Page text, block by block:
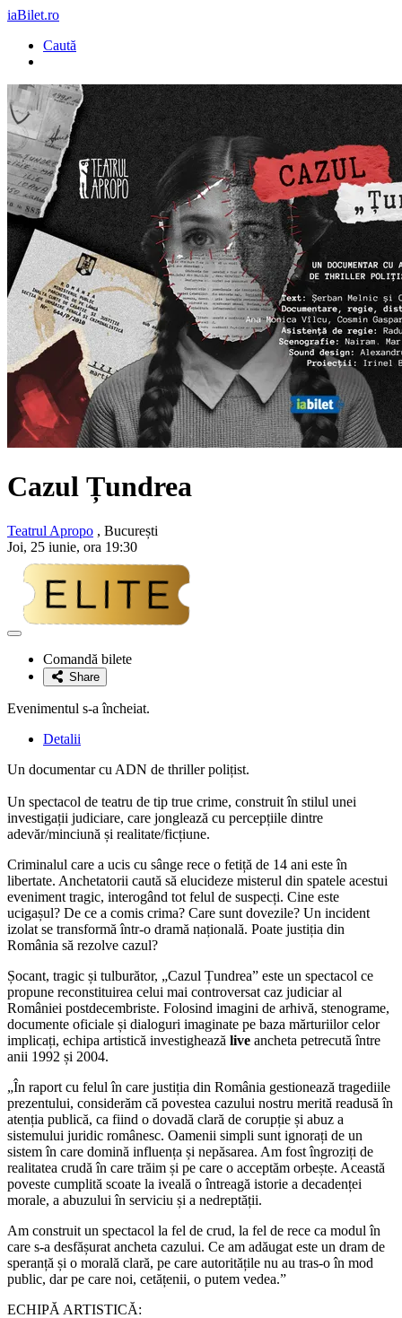
iaBilet.ro
Caută
Cazul Țundrea
Teatrul Apropo , București
Joi, 25 iunie, ora 19:30
Adaugă
favoriteComandă bilete
Share
Evenimentul s-a încheiat.
Detalii
Un documentar cu ADN de thriller polițist.
Un spectacol de teatru de tip true crime, construit în stilul unei
investigații judiciare, care jonglează cu percepțiile dintre
adevăr/minciună și realitate/ficțiune.
Criminalul care a ucis cu sânge rece o fetiță de 14 ani este în
libertate. Anchetatorii caută să elucideze misterul din spatele acestui
eveniment tragic, interogând tot felul de suspecți. Cine este
ucigașul? De ce a comis crima? Care sunt dovezile? Un incident
izolat se transformă într-o dramă națională. Poate justiția din
România să rezolve cazul?
Șocant, tragic și tulburător, „Cazul Țundrea” este un spectacol ce
propune reconstituirea celui mai controversat caz judiciar al
României postdecembriste. Folosind imagini de arhivă, stenograme,
documente oficiale și dialoguri imaginate pe baza mărturiilor celor
implicați, echipa artistică investighează live ancheta petrecută între
anii 1992 și 2004.
„În raport cu felul în care justiția din România gestionează tragediile
prezentului, considerăm că povestea cazului nostru merită readusă în
atenția publică, ca fiind o dovadă clară de corupție și abuz a
sistemului juridic românesc. Oamenii simpli sunt ignorați de un
sistem în care domină influența și nepăsarea. Am fost îngroziți de
realitatea crudă în care trăim și pe care o acceptăm orbește. Această
poveste cumplită scoate la iveală o întreagă istorie a decadenței
morale, a abuzului în serviciu și a nedreptății.
Am construit un spectacol la fel de crud, la fel de rece ca modul în
care s-a desfășurat ancheta cazului. Ce am adăugat este un dram de
speranță și o morală clară, pe care autoritățile nu au tras-o în mod
public, dar pe care noi, cetățenii, o putem vedea.”
ECHIPĂ ARTISTICĂ: